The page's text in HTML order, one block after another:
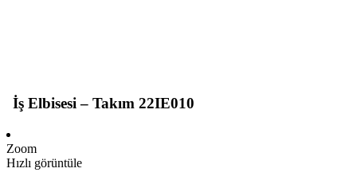
İş Elbisesi – Takım 22IE010
Zoom
Hızlı görüntüle